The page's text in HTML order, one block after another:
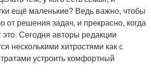
ещё маленькие? Ведь важно, чтобы
от решения задач, и прекрасно, когда
Сегодня авторы редакции
несколькими хитростями как с
устроить комфортный